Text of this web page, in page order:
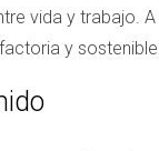
vida y trabajo.
y